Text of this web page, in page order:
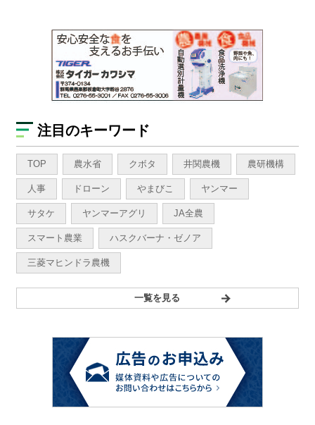
注目のキーワード
TOP 農水省 クボタ 井関農機 農研機構
人事 ドローン やまびこ ヤンマー
サタケ ヤンマーアグリ JA全農
スマート農業 ハスクバーナ・ゼノア
三菱マヒンドラ農機
一覧を見る